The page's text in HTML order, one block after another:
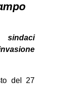
sindaci
del 27